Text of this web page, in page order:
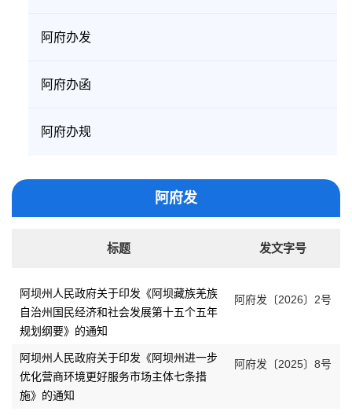
阿府办发
阿府办函
阿府办规
阿府发
标题 发文字号
阿坝州人民政府关于印发《阿坝藏族羌族
自治州国民经济和社会发展第十五个五年
规划纲要》的通知
阿府发〔2026〕2号
阿坝州人民政府关于印发《阿坝州进一步
优化营商环境更好服务市场主体七条措
施》的通知
阿府发〔2025〕8号